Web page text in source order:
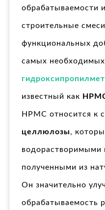
обрабатываемости
строительные
функциональных
самых необходимых
известный как
HPMC относится к
целлюлозы,
водорастворимыми
полученными из
Он значительно
обрабатываемость